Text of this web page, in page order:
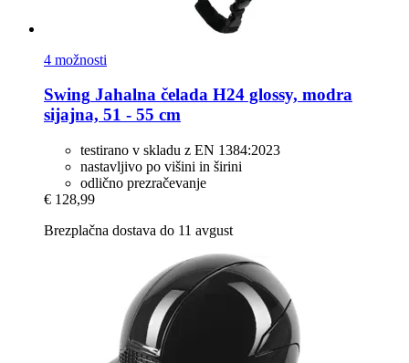
4 možnosti
Swing Jahalna čelada H24 glossy, modra
sijajna, 51 -​ 55 cm
testirano v skladu z EN 1384:2023
nastavljivo po višini in širini
odlično prezračevanje
€ 128,99
Brezplačna dostava do 11 avgust